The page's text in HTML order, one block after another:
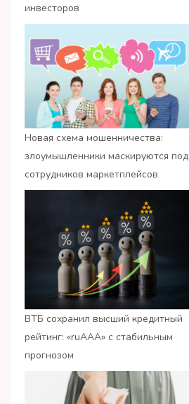
инвесторов
Новая схема мошенничества:
злоумышленники маскируются под
сотрудников маркетплейсов
ВТБ сохранил высший кредитный
рейтинг: «ruАAA» с стабильным
прогнозом